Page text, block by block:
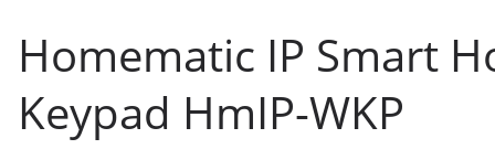
Homematic IP Smart
Keypad HmIP-WKP